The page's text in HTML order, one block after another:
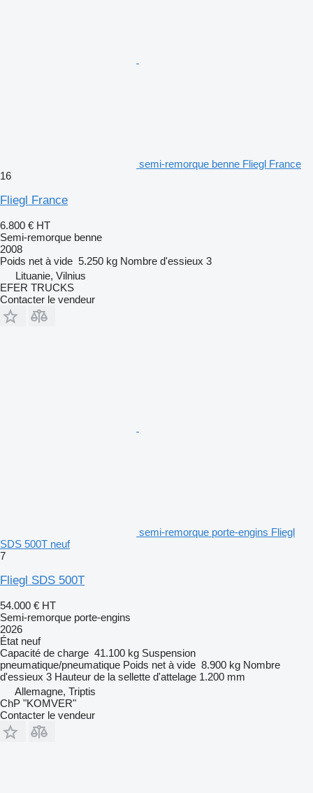
semi-remorque benne Fliegl France
16
Fliegl France
6.800 € HT
Semi-remorque benne
2008
Poids net à vide 5.250 kg Nombre d'essieux 3
Lituanie, Vilnius
EFER TRUCKS
Contacter le vendeur
semi-remorque porte-engins Fliegl
SDS 500T neuf
7
Fliegl SDS 500T
54.000 € HT
Semi-remorque porte-engins
2026
État neuf
Capacité de charge 41.100 kg Suspension
pneumatique/pneumatique Poids net à vide 8.900 kg Nombre
d'essieux 3 Hauteur de la sellette d'attelage 1.200 mm
Allemagne, Triptis
ChP "KOMVER"
Contacter le vendeur